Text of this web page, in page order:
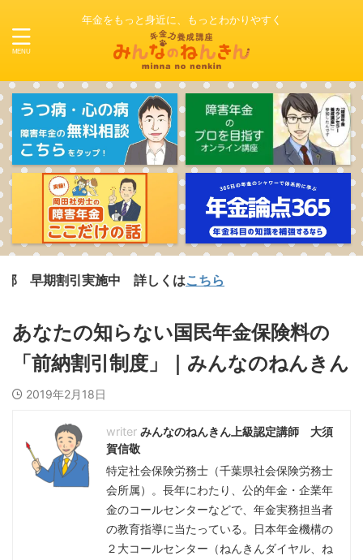
年金をもっと身近に、もっとわかりやすく
割引実施中 詳しくはこちら
あなたの知らない国民年金保険料の
「前納割引制度」｜みんなのねんきん
2019年2月18日
みんなのねんきん上級認定講師 大須
賀信敬
特定社会保険労務士（千葉県社会保険労務士
会所属）。長年にわたり、公的年金・企業年
金のコールセンターなどで、年金実務担当者
の教育指導に当たっている。日本年金機構の
２大コールセンター（ねんきんダイヤル、ね